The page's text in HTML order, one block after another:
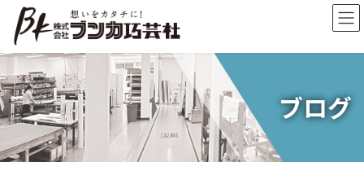
ン
ツ
へ
ス
キ
ッ
プ
ー
シ
ョ
ン
に
移
動
ブログ